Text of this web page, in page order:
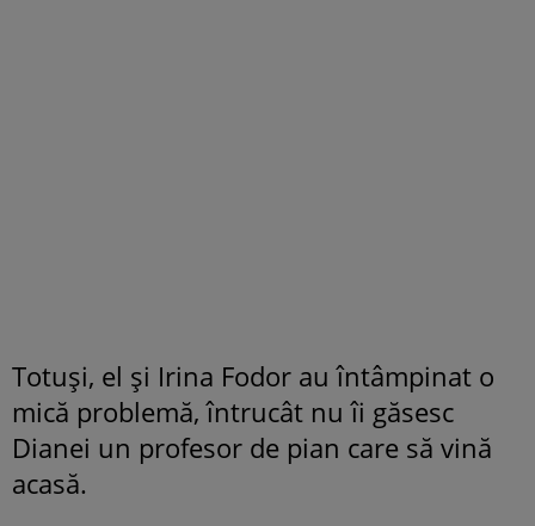
Totuși, el și Irina Fodor au întâmpinat o
mică problemă, întrucât nu îi găsesc
Dianei un profesor de pian care să vină
acasă.